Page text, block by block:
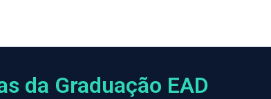
da Graduação EAD